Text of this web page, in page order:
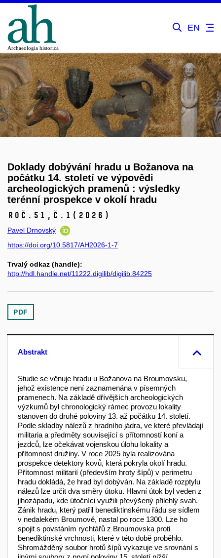
EN
Doklady dobývání hradu u Božanova na
počátku 14. století ve výpovědi
archeologických pramenů : výsledky
terénní prospekce v okolí hradu
Roč.51, č.1 (2026)
Pavel Drnovský
https://doi.org/10.5817/AH2026-1-7
Trvalý odkaz (handle):
http://hdl.handle.net/11222.digilib/digilib.84225
PDF
Abstrakt
Studie se věnuje hradu u Božanova na Broumovsku,
jehož existence není zaznamenána v písemných
pramenech. Na základě dřívějších archeologických
výzkumů byl chronologický rámec provozu lokality
stanoven do druhé poloviny 13. až počátku 14. století.
Podle skladby nálezů z hradního jádra, ve které převládají
militaria a předměty související s přítomností koní a
jezdců, lze očekávat vojenskou úlohu lokality a
přítomnost družiny. V roce 2025 byla realizována
prospekce detektory kovů, která pokryla okolí hradu.
Přítomnost militarií (především hroty šípů) v perimetru
hradu dokládá, že hrad byl dobýván. Na základě rozptylu
nálezů lze určit dva směry útoku. Hlavní útok byl veden z
jihozápadu, kde útočníci využili převýšený přilehlý svah.
Zánik hradu, který patřil benediktinskému řádu se sídlem
v nedalekém Broumově, nastal po roce 1300. Lze ho
spojit s povstáním rychtářů z Broumovska proti
benediktinské vrchnosti, které v této době proběhlo.
Shromážděný soubor hrotů šípů vykazuje ve srovnání s